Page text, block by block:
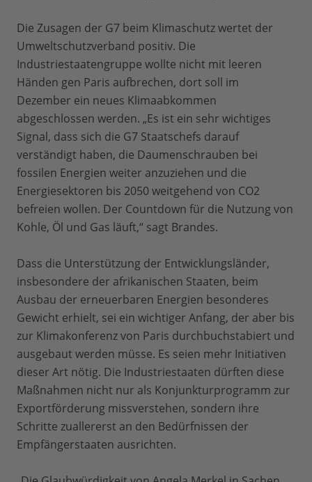
Die Zusagen der G7 beim Klimaschutz wertet der
Umweltschutzverband positiv. Die
Industriestaatengruppe wollte nicht mit leeren
Händen gen Paris aufbrechen, dort soll im
Dezember ein neues Klimaabkommen
abgeschlossen werden. „Es ist ein sehr wichtiges
Signal, dass sich die G7 Staatschefs darauf
verständigt haben, die Daumenschrauben bei
fossilen Energien weiter anzuziehen und die
Energiesektoren bis 2050 weitgehend von CO2
befreien wollen. Der Countdown für die Nutzung von
Kohle, Öl und Gas läuft,“ sagt Brandes.
Dass die Unterstützung der Entwicklungsländer,
insbesondere der afrikanischen Staaten, beim
Ausbau der erneuerbaren Energien besonderes
Gewicht erhielt, sei ein wichtiger Anfang, der aber bis
zur Klimakonferenz von Paris durchbuchstabiert und
ausgebaut werden müsse. Es seien mehr Initiativen
dieser Art nötig. Die Industriestaaten dürften diese
Maßnahmen nicht nur als Konjunkturprogramm zur
Exportförderung missverstehen, sondern ihre
Schritte zuallererst an den Bedürfnissen der
Empfängerstaaten ausrichten.